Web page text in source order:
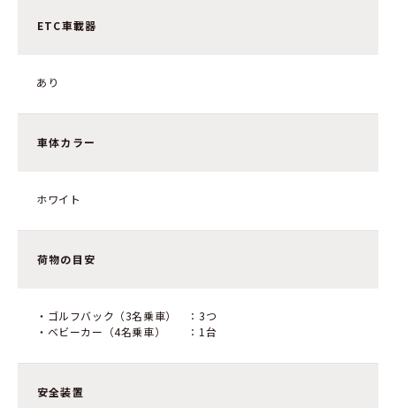
ETC車載器
あり
車体カラー
ホワイト
荷物の目安
・ゴルフバック（3名乗車） ：3つ
・ベビーカー（4名乗車） ：1台
安全装置